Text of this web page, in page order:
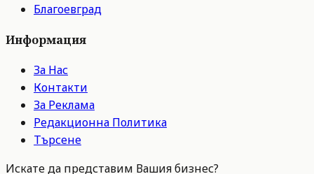
Благоевград
Информация
За Нас
Контакти
За Реклама
Редакционна Политика
Търсене
Искате да представим Вашия бизнес?